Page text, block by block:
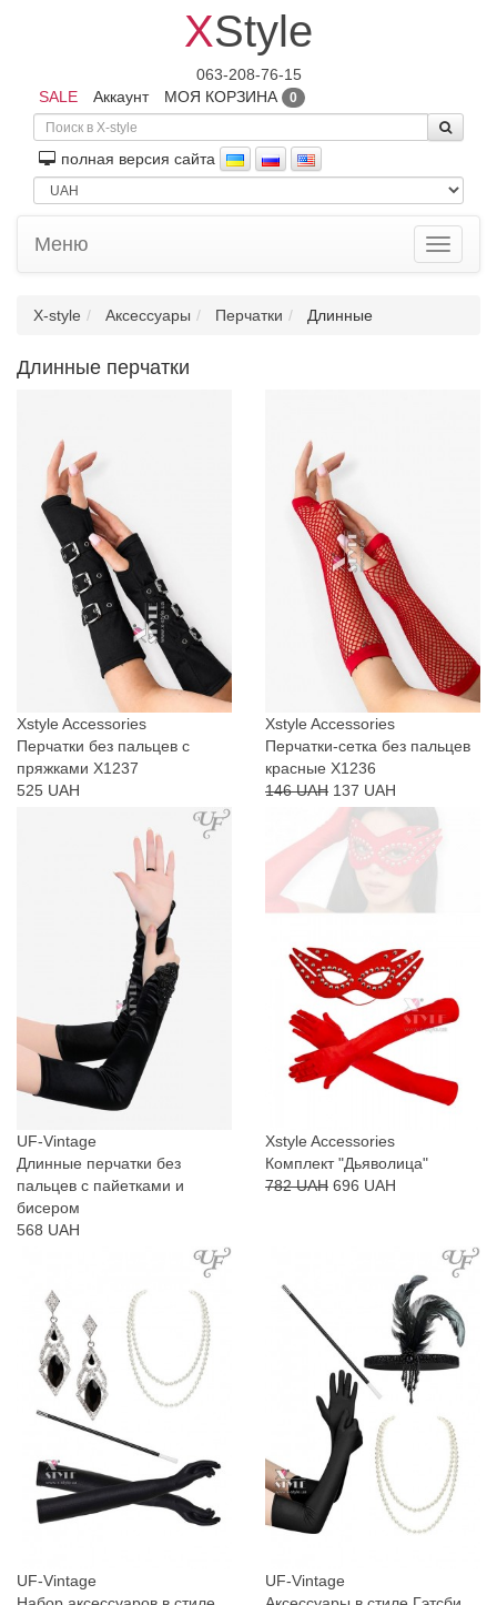
XStyle
063-208-76-15
SALE
Аккаунт МОЯ КОРЗИНА 0
полная версия сайта
Toggle
Меню
X-style Аксессуары Перчатки Длинные
Длинные перчатки
Xstyle Accessories
Перчатки без пальцев с
пряжками X1237
525 UAH
Xstyle Accessories
Перчатки-сетка без пальцев
красные X1236
146 UAH 137 UAH
UF-Vintage
Длинные перчатки без
пальцев с пайетками и
бисером
568 UAH
Xstyle Accessories
Комплект "Дьяволица"
782 UAH 696 UAH
UF-Vintage
UF-Vintage